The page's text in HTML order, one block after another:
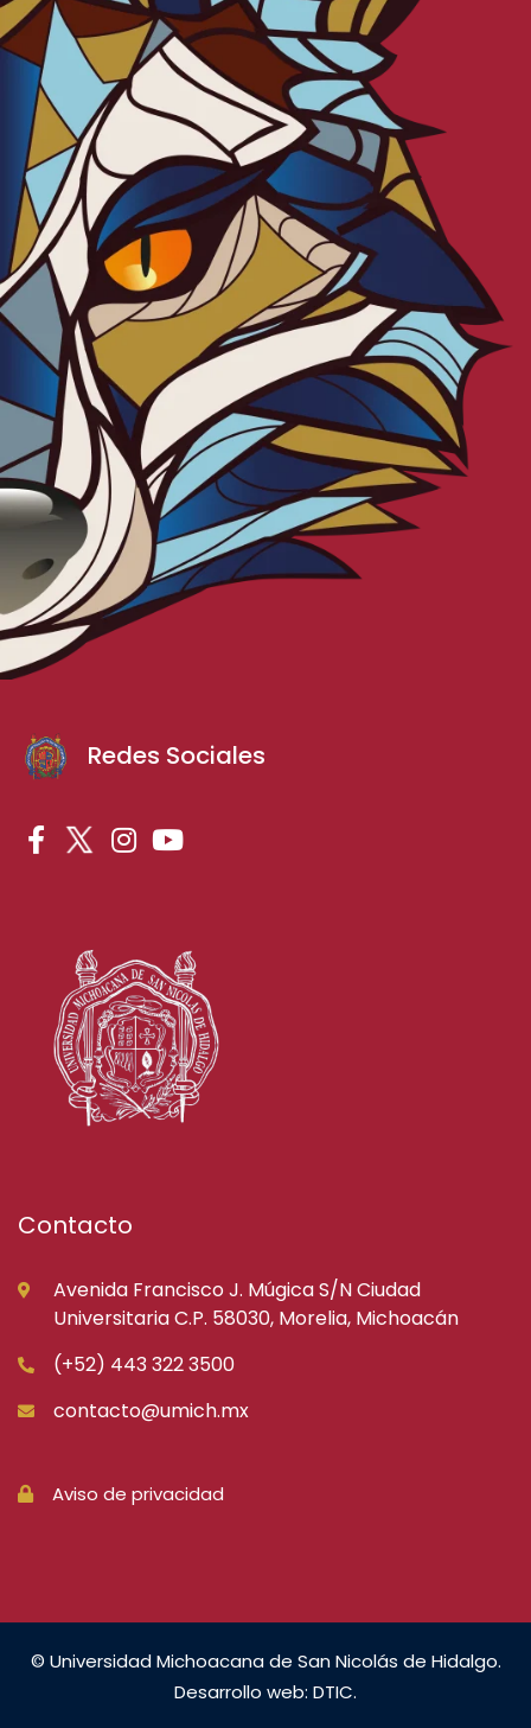
Redes Sociales
Contacto
Avenida Francisco J. Múgica S/N Ciudad
Universitaria C.P. 58030, Morelia, Michoacán
(+52) 443 322 3500
contacto@umich.mx
Aviso de privacidad
© Universidad Michoacana de San Nicolás de Hidalgo.
Desarrollo web: DTIC.